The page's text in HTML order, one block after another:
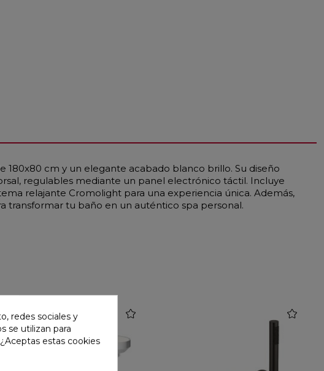
180x80 cm y un elegante acabado blanco brillo. Su diseño
regulables mediante un panel electrónico táctil. Incluye
relajante Cromolight para una experiencia única. Además,
transformar tu baño en un auténtico spa personal.
favorite
redes sociales y
se utilizan para
estas cookies